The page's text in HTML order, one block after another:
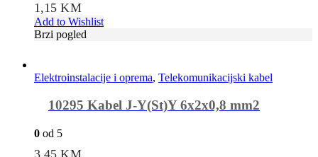
1,15KM
Add to Wishlist
Brzi pogled
Elektroinstalacije i oprema, Telekomunikacijski kabel
10295 Kabel J-Y(St)Y 6x2x0,8 mm2
0 od 5